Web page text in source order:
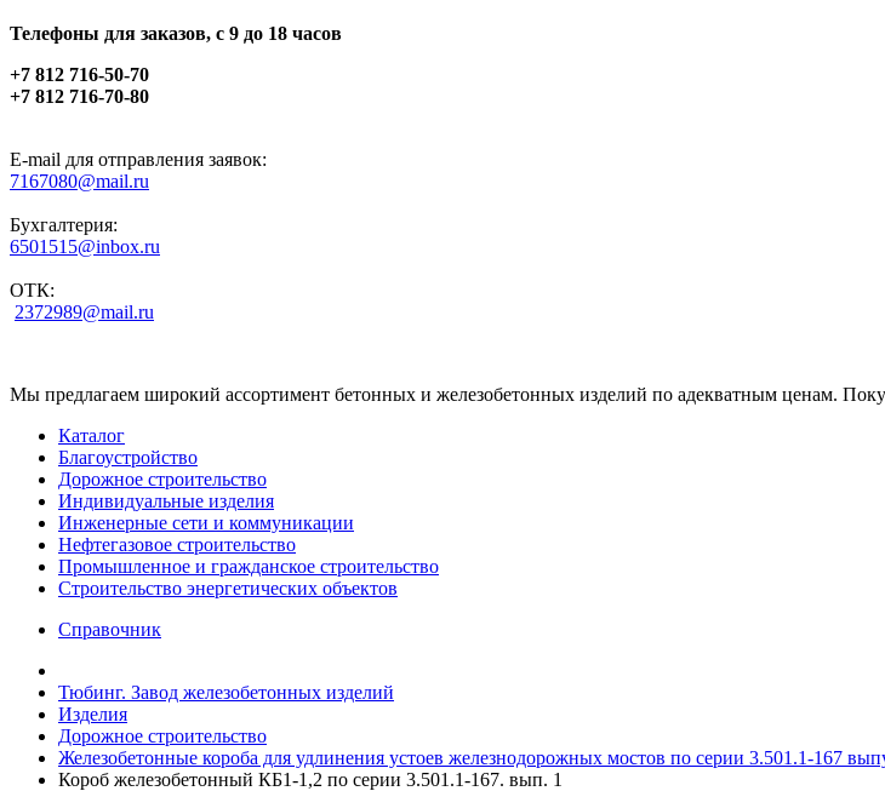
Телефоны для заказов, c 9 до 18 часов
+7 812 716-50-70
+7 812 716-70-80
E-mail для отправления заявок:
7167080@mail.ru
Бухгалтерия:
6501515@inbox.ru
ОТК:
2372989@mail.ru
Мы предлагаем широкий ассортимент бетонных и железобетонных изделий по адекватным ценам.
Каталог
Благоустройство
Дорожное строительство
Индивидуальные изделия
Инженерные сети и коммуникации
Нефтегазовое строительство
Промышленное и гражданское строительство
Строительство энергетических объектов
Справочник
Тюбинг. Завод железобетонных изделий
Изделия
Дорожное строительство
Железобетонные короба для удлинения устоев железнодорожных мостов по серии 3.501.1-167
Короб железобетонный КБ1-1,2 по серии 3.501.1-167. вып. 1